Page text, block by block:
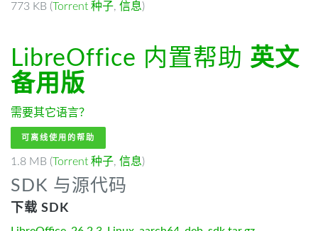
773 KB (Torrent 种子, 信息)
LibreOffice 内置帮助 英文
备用版
需要其它语言？
可离线使用的帮助
1.8 MB (Torrent 种子, 信息)
SDK 与源代码
下载 SDK